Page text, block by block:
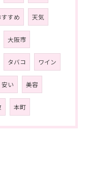
すすめ 天気
大阪市
タバコ ワイン
安い 美容
本町